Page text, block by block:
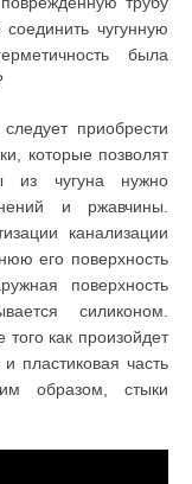
чугунную
была
приобрести
которые позволят
из чугуна нужно
и ржавчины.
канализации
его поверхность
поверхность
силиконом.
как произойдет
пластиковая часть
образом, стыки